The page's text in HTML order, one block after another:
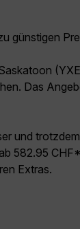
günstigen
Das
und
582.95
Extras.